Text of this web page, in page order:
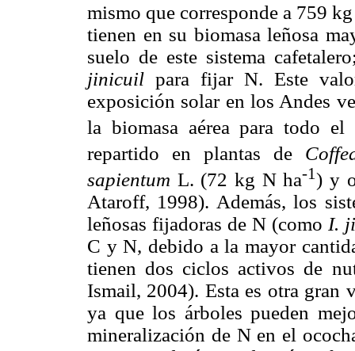
mismo que corresponde a 759
tienen en su biomasa leñosa
suelo de este sistema
jinicuil para fijar N. Este
exposición solar en los Andes
la biomasa aérea para todo
repartido en plantas de
sapientum L. (72 kg N ha-1) y
Ataroff, 1998). Además, los
leñosas fijadoras de N (como I.
C y N, debido a la mayor
tienen dos ciclos activos de
Ismail, 2004). Esta es otra gran
ya que los árboles pueden
mineralización de N en el